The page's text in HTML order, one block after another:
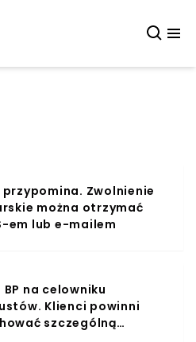
przypomina. Zwolnienie
można otrzymać
em lub e-mailem
BP na celowniku
Klienci powinni
szczególną